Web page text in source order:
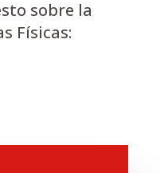
sobre la
Físicas: